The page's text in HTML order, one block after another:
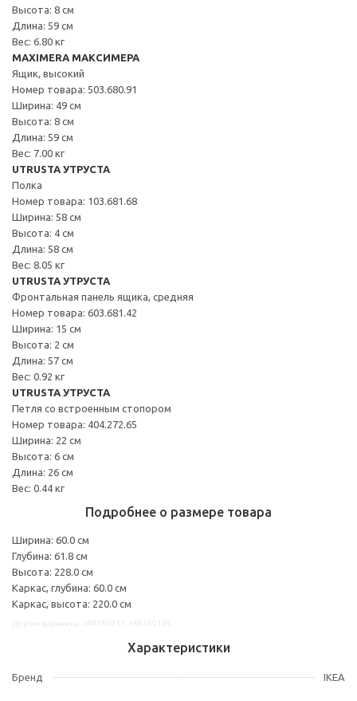
Высота: 8 см
Длина: 59 см
Вес: 6.80 кг
MAXIMERA МАКСИМЕРА
Ящик, высокий
Номер товара: 503.680.91
Ширина: 49 см
Высота: 8 см
Длина: 59 см
Вес: 7.00 кг
UTRUSTA УТРУСТА
Полка
Номер товара: 103.681.68
Ширина: 58 см
Высота: 4 см
Длина: 58 см
Вес: 8.05 кг
UTRUSTA УТРУСТА
Фронтальная панель ящика, средняя
Номер товара: 603.681.42
Ширина: 15 см
Высота: 2 см
Длина: 57 см
Вес: 0.92 кг
UTRUSTA УТРУСТА
Петля со встроенным стопором
Номер товара: 404.272.65
Ширина: 22 см
Высота: 6 см
Длина: 26 см
Вес: 0.44 кг
Подробнее о размере товара
Ширина: 60.0 см
Глубина: 61.8 см
Высота: 228.0 см
Каркас, глубина: 60.0 см
Каркас, высота: 220.0 см
Характеристики
Бренд IKEA